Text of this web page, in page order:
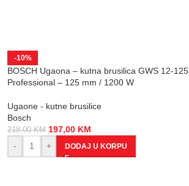
-10%
BOSCH Ugaona – kutna brusilica GWS 12-125
Professional – 125 mm / 1200 W
Ugaone - kutne brusilice
Bosch
218,00KM 197,00 KM
-
+ DODAJ U KORPU